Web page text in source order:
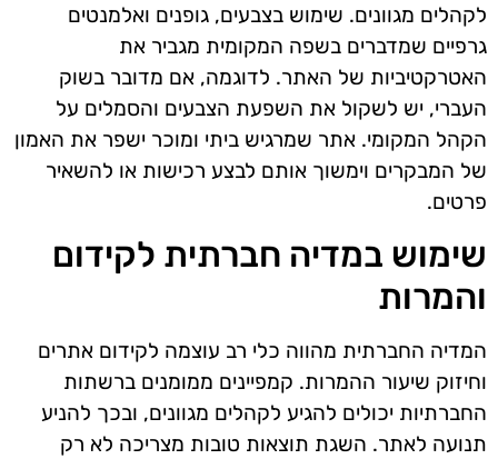
לקהלים מגוונים. שימוש בצבעים, גופנים ואלמנטים
גרפיים שמדברים בשפה המקומית מגביר את
האטרקטיביות של האתר. לדוגמה, אם מדובר בשוק
העברי, יש לשקול את השפעת הצבעים והסמלים על
הקהל המקומי. אתר שמרגיש ביתי ומוכר ישפר את האמון
של המבקרים וימשוך אותם לבצע רכישות או להשאיר
פרטים.
שימוש במדיה חברתית לקידום
והמרות
המדיה החברתית מהווה כלי רב עוצמה לקידום אתרים
וחיזוק שיעור ההמרות. קמפיינים ממומנים ברשתות
החברתיות יכולים להגיע לקהלים מגוונים, ובכך להניע
תנועה לאתר. השגת תוצאות טובות מצריכה לא רק